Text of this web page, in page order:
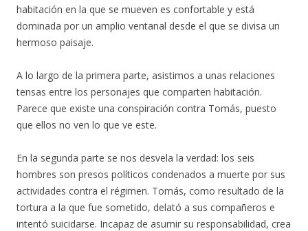
habitación en la que se mueven es confortable y está
dominada por un amplio ventanal desde el que se divisa un
hermoso paisaje.
A lo largo de la primera parte, asistimos a unas relaciones
tensas entre los personajes que comparten habitación.
Parece que existe una conspiración contra Tomás, puesto
que ellos no ven lo que ve este.
En la segunda parte se nos desvela la verdad: los seis
hombres son presos políticos condenados a muerte por sus
actividades contra el régimen. Tomás, como resultado de la
tortura a la que fue sometido, delató a sus compañeros e
intentó suicidarse. Incapaz de asumir su responsabilidad, crea